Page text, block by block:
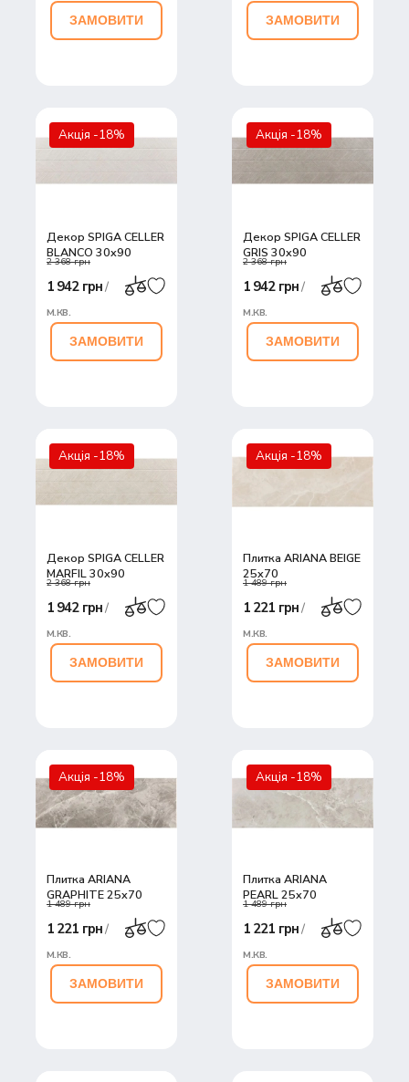
ЗАМОВИТИ ЗАМОВИТИ
Акція -18%
Декор SPIGA CELLER
BLANCO 30x90
2 368 грн
1 942 грн/
м.кв.
ЗАМОВИТИ
Акція -18%
Декор SPIGA CELLER
GRIS 30x90
2 368 грн
1 942 грн/
м.кв.
ЗАМОВИТИ
Акція -18%
Декор SPIGA CELLER
MARFIL 30x90
2 368 грн
1 942 грн/
м.кв.
ЗАМОВИТИ
Акція -18%
Плитка ARIANA BEIGE
25x70
1 489 грн
1 221 грн/
м.кв.
ЗАМОВИТИ
Акція -18%
Плитка ARIANA
GRAPHITE 25x70
1 489 грн
1 221 грн/
м.кв.
ЗАМОВИТИ
Акція -18%
Плитка ARIANA
PEARL 25x70
1 489 грн
1 221 грн/
м.кв.
ЗАМОВИТИ